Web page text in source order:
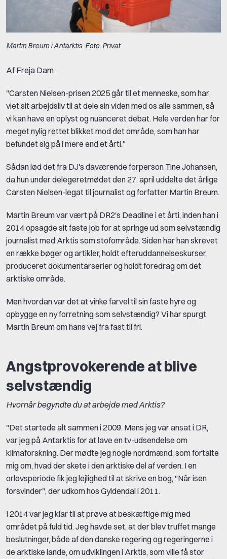
Martin Breum i Antarktis. Foto: Privat
Af Freja Dam
"Carsten Nielsen-prisen 2025 går til et menneske, som har
viet sit arbejdsliv til at dele sin viden med os alle sammen, så
vi kan have en oplyst og nuanceret debat. Hele verden har for
meget nylig rettet blikket mod det område, som han har
befundet sig på i mere end et årti."
Sådan lød det fra DJ's daværende forperson Tine Johansen,
da hun under delegeretmødet den 27. april uddelte det årlige
Carsten Nielsen-legat til journalist og forfatter Martin Breum.
Martin Breum var vært på DR2's Deadline i et årti, inden han i
2014 opsagde sit faste job for at springe ud som selvstændig
journalist med Arktis som stofområde. Siden har han skrevet
en række bøger og artikler, holdt efteruddannelseskurser,
produceret dokumentarserier og holdt foredrag om det
arktiske område.
Men hvordan var det at vinke farvel til sin faste hyre og
opbygge en ny forretning som selvstændig? Vi har spurgt
Martin Breum om hans vej fra fast til fri.
Angstprovokerende at blive
selvstændig
Hvornår begyndte du at arbejde med Arktis?
"Det startede alt sammen i 2009. Mens jeg var ansat i DR,
var jeg på Antarktis for at lave en tv-udsendelse om
klimaforskning. Der mødte jeg nogle nordmænd, som fortalte
mig om, hvad der skete i den arktiske del af verden. I en
orlovsperiode fik jeg lejlighed til at skrive en bog, "Når isen
forsvinder", der udkom hos Gyldendal i 2011.
I 2014 var jeg klar til at prøve at beskæftige mig med
området på fuld tid. Jeg havde set, at der blev truffet mange
beslutninger, både af den danske regering og regeringerne i
de arktiske lande, om udviklingen i Arktis, som ville få stor